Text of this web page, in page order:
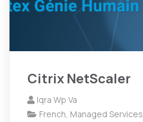
Citrix NetScaler
Iqra Wp Va
French, Managed Services